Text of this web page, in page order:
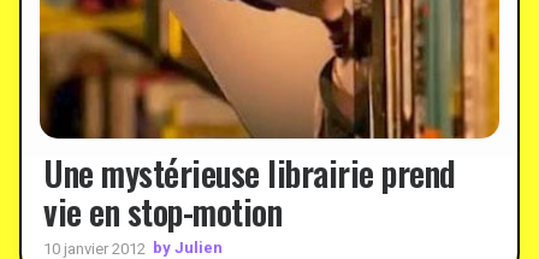
Une mystérieuse librairie prend
vie en stop-motion
10 janvier 2012 by Julien